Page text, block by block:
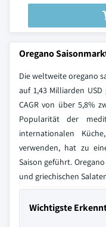
Oregano
Die weltweite oregano
auf 1,43 Milliarden
CAGR von über 5,8%
Popularität der
internationalen
verwenden, hat zu
Saison geführt.
und griechischen
Wichtigste